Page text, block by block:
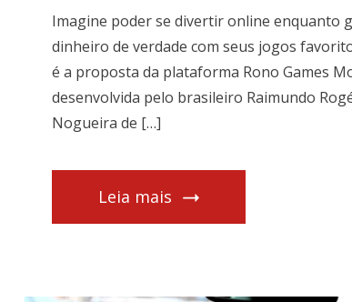
Imagine poder se divertir online enquanto
dinheiro de verdade com seus jogos
é a proposta da plataforma Rono Games
desenvolvida pelo brasileiro Raimundo
Nogueira de […]
Leia mais